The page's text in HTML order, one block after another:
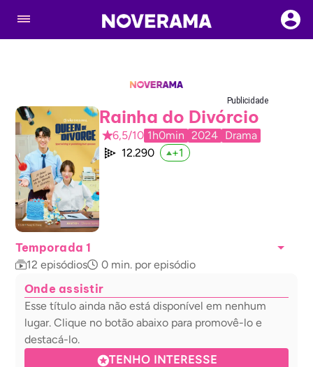
Publicidade
Rainha do Divórcio
6,5/10 1h0min 2024 Drama
12.290
+1
Temporada 1
12 episódios 0 min. por episódio
Onde assistir
Esse título ainda não está disponível em nenhum
lugar. Clique no botão abaixo para promovê-lo e
destacá-lo.
TENHO INTERESSE